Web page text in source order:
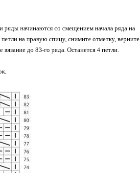
начинаются со смещением начала ряда на
на правую спицу, снимите отметку, верните
до 83-го ряда. Останется 4 петли.